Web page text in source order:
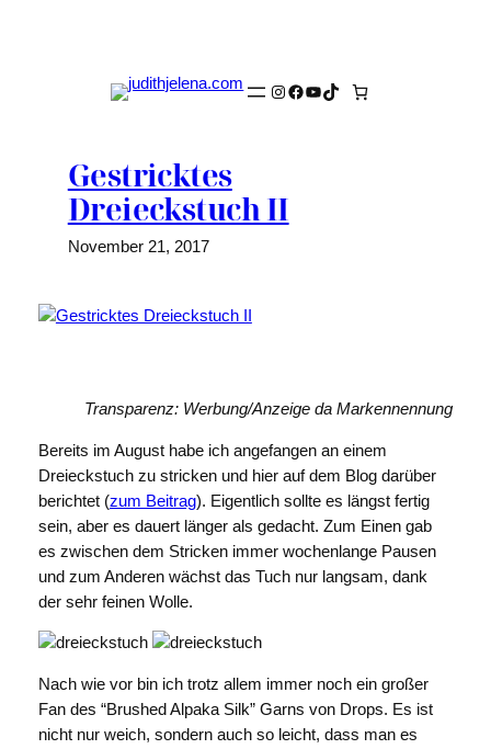
Instagram
Facebook
YouTube
TikTok
Gestricktes
Dreieckstuch II
November 21, 2017
Transparenz: Werbung/Anzeige da Markennennung
Bereits im August habe ich angefangen an einem
Dreieckstuch zu stricken und hier auf dem Blog darüber
berichtet (zum Beitrag). Eigentlich sollte es längst fertig
sein, aber es dauert länger als gedacht. Zum Einen gab
es zwischen dem Stricken immer wochenlange Pausen
und zum Anderen wächst das Tuch nur langsam, dank
der sehr feinen Wolle.
Nach wie vor bin ich trotz allem immer noch ein großer
Fan des “Brushed Alpaka Silk” Garns von Drops. Es ist
nicht nur weich, sondern auch so leicht, dass man es